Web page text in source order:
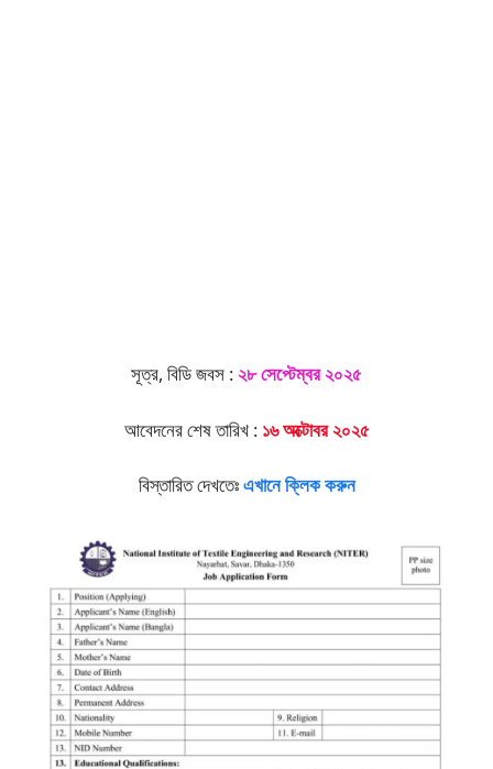
সূত্র, বিডি জবস :২৮ সেপ্টেম্বর ২০২৫
আবেদনের শেষ তারিখ : ১৬ অক্টোবর ২০২৫
বিস্তারিত দেখতেঃএখানে ক্লিক করুন